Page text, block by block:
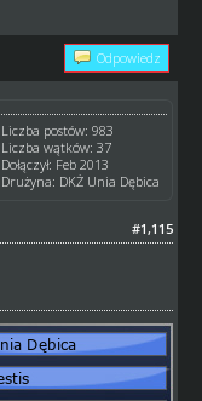
Odpowiedz
Liczba postów: 983
Liczba wątków: 37
Dołączył: Feb 2013
Drużyna: DKŻ Unia Dębica
#1,115